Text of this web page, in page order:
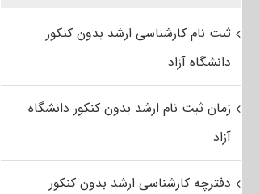
ثبت نام کارشناسی ارشد بدون کنکور
دانشگاه آزاد
زمان ثبت نام ارشد بدون کنکور دانشگاه
آزاد
دفترچه کارشناسی ارشد بدون کنکور